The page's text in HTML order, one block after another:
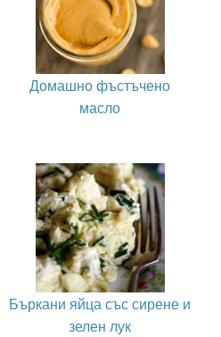
Домашно фъстъчено
масло
Бъркани яйца със сирене и
зелен лук